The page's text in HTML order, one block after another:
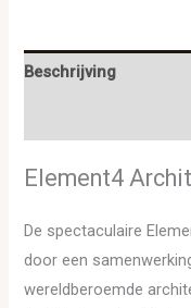
Beschrijving
Element4
De spectaculaire
door een
wereldberoemde